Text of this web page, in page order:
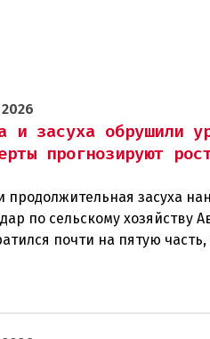
и засуха обрушили
прогнозируют
засуха
по сельскому хозяйству
почти на пятую часть,
потери достигают 80